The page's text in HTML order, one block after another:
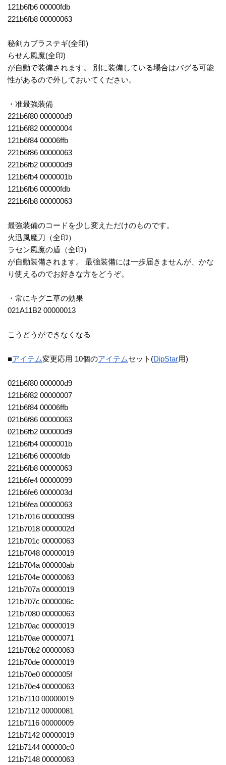
121b6fb6 00000fdb
221b6fb8 00000063
秘剣カブラステギ(全印)
らせん風魔(全印)
が自動で装備されます。 別に装備している場合はバグる可能
性があるので外しておいてください。
・准最強装備
221b6f80 000000d9
121b6f82 00000004
121b6f84 00006ffb
221b6f86 00000063
221b6fb2 000000d9
121b6fb4 0000001b
121b6fb6 00000fdb
221b6fb8 00000063
最強装備のコードを少し変えただけのものです。
火迅風魔刀（全印）
ラセン風魔の盾（全印）
が自動装備されます。 最強装備には一歩届きませんが、かな
り使えるのでお好きな方をどうぞ。
・常にキグニ草の効果
021A11B2 00000013
こうどうができなくなる
■アイテム変更応用 10個のアイテムセット(DipStar用)
021b6f80 000000d9
121b6f82 00000007
121b6f84 00006ffb
021b6f86 00000063
021b6fb2 000000d9
121b6fb4 0000001b
121b6fb6 00000fdb
221b6fb8 00000063
121b6fe4 00000099
121b6fe6 0000003d
121b6fea 00000063
121b7016 00000099
121b7018 0000002d
121b701c 00000063
121b7048 00000019
121b704a 000000ab
121b704e 00000063
121b707a 00000019
121b707c 0000006c
121b7080 00000063
121b70ac 00000019
121b70ae 00000071
121b70b2 00000063
121b70de 00000019
121b70e0 0000005f
121b70e4 00000063
121b7110 00000019
121b7112 00000081
121b7116 00000009
121b7142 00000019
121b7144 000000c0
121b7148 00000063